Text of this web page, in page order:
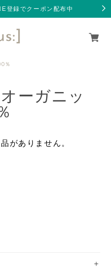
登録でクーポン配布中
％
ーガニッ
がありません。